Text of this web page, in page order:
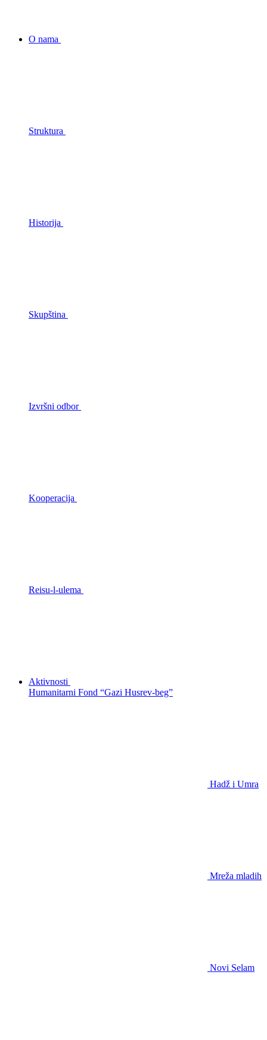
O nama
Struktura
Historija
Skupština
Izvršni odbor
Kooperacija
Reisu-l-ulema
Aktivnosti
Humanitarni Fond “Gazi Husrev-beg”
Hadž i Umra
Mreža mladih
Novi Selam